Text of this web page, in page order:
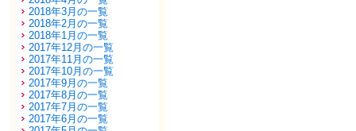
2018年3月の一覧
2018年2月の一覧
2018年1月の一覧
2017年12月の一覧
2017年11月の一覧
2017年10月の一覧
2017年9月の一覧
2017年8月の一覧
2017年7月の一覧
2017年6月の一覧